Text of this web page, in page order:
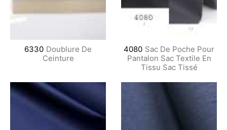
6330 Doublure De
Ceinture
4080 Sac De Poche Pour
Pantalon Sac Textile En
Tissu Sac Tissé